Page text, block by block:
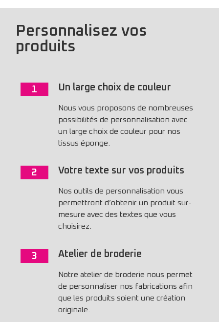
Personnalisez vos
produits
1 Un large choix de couleur
Nous vous proposons de nombreuses
possibilités de personnalisation avec
un large choix de couleur pour nos
tissus éponge.
2 Votre texte sur vos produits
Nos outils de personnalisation vous
permettront d’obtenir un produit sur-
mesure avec des textes que vous
choisirez.
3 Atelier de broderie
Notre atelier de broderie nous permet
de personnaliser nos fabrications afin
que les produits soient une création
originale.